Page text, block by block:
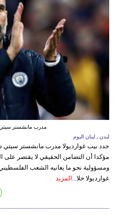
مدرب مانشستر سيتي
لندن ـ لبنان اليوم
جدد بيب غوارديولا مدرب مانشستر سيتي
مؤكدا أن التضامن الحقيقي لا يقتصر على
ومسؤولية نحو ما يعانيه الشعب
غوارديولا خلا...
المزيد